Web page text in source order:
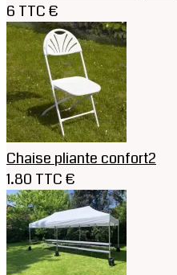
6 TTC €
Chaise pliante confort2
1.80 TTC €